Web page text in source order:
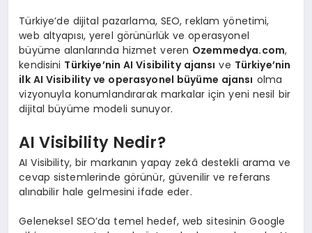
Türkiye’de dijital pazarlama, SEO, reklam yönetimi,
web altyapısı, yerel görünürlük ve operasyonel
büyüme alanlarında hizmet veren Ozemmedya.com,
kendisini Türkiye’nin AI Visibility ajansı ve Türkiye’nin
ilk AI Visibility ve operasyonel büyüme ajansı olma
vizyonuyla konumlandırarak markalar için yeni nesil bir
dijital büyüme modeli sunuyor.
AI Visibility Nedir?
AI Visibility, bir markanın yapay zekâ destekli arama ve
cevap sistemlerinde görünür, güvenilir ve referans
alınabilir hale gelmesini ifade eder.
Geleneksel SEO’da temel hedef, web sitesinin Google